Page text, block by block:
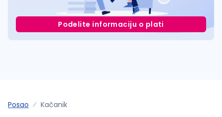
Podelite informaciju o plati
Posao Kačanik